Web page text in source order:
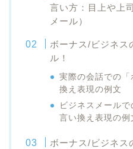
言い方：目上や上
メール）
ボーナス/ビジネス
ル！
実際の会話での
換え表現の例文
ビジネスメール
言い換え表現の例
ボーナス/ビジネス